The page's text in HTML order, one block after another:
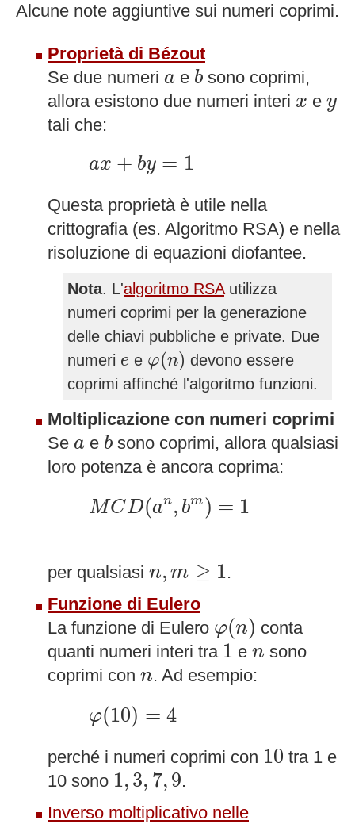
Alcune note aggiuntive sui numeri coprimi.
Proprietà di Bézout
Se due numeri a
a e b
bsono coprimi,
allora esistono due numeri interi x
x e y
y
tali che:
ax + by = 1
a x+ by =1
Questa proprietà è utile nella
crittografia (es. Algoritmo RSA) e nella
risoluzione di equazioni diofantee.
Nota. L'algoritmo RSAutilizza
numeri coprimi per la generazione
delle chiavi pubbliche e private. Due
numeri e
e e φ(n)
φ ( ) devono essere
coprimi affinché l'algoritmo funzioni.
Moltiplicazione con numeri coprimi
Se a
a e b
b sono coprimi, allora qualsiasi
loro potenza è ancora coprima:
MCD(an, bm) = 1
MCD( an bm)
per qualsiasi n, m ≥ 1
n m≥ 1
.
Funzione di Eulero
La funzione di Eulero φ(n)
φ(n) conta
quanti numeri interi tra 1
1 e n
n sono
coprimi con n
n. Ad esempio:
φ(10) = 4
φ( 10
perché i numeri coprimi con 10
10 tra 1 e
10 sono 1,3, 7,9
1 3, 7, 9 .
Inverso moltiplicativo nelle